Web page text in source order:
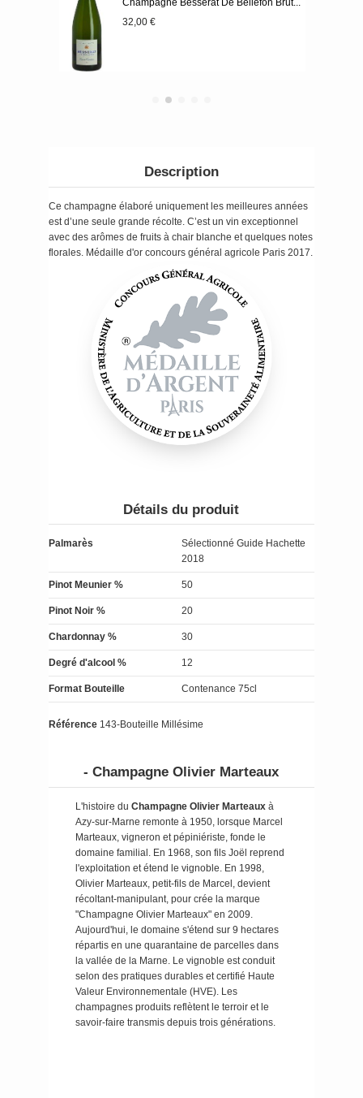
Champagne Besserat De Bellefon Brut...
32,00 €
Description
Ce champagne élaboré uniquement les meilleures années
est d’une seule grande récolte. C’est un vin exceptionnel
avec des arômes de fruits à chair blanche et quelques notes
florales. Médaille d'or concours général agricole Paris 2017.
Détails du produit
Palmarès
Sélectionné Guide Hachette
2018
Pinot Meunier % 50
Pinot Noir % 20
Chardonnay % 30
Degré d'alcool % 12
Format Bouteille Contenance 75cl
Référence 143-Bouteille Millésime
- Champagne Olivier Marteaux
L'histoire du Champagne Olivier Marteauxà
Azy-sur-Marne remonte à 1950, lorsque Marcel
Marteaux, vigneron et pépiniériste, fonde le
domaine familial. En 1968, son fils Joël reprend
l'exploitation et étend le vignoble. En 1998,
Olivier Marteaux, petit-fils de Marcel, devient
récoltant-manipulant, pour crée la marque
"Champagne Olivier Marteaux" en 2009.
Aujourd'hui, le domaine s'étend sur 9 hectares
répartis en une quarantaine de parcelles dans
la vallée de la Marne. Le vignoble est conduit
selon des pratiques durables et certifié Haute
Valeur Environnementale (HVE). Les
champagnes produits reflètent le terroir et le
savoir-faire transmis depuis trois générations.